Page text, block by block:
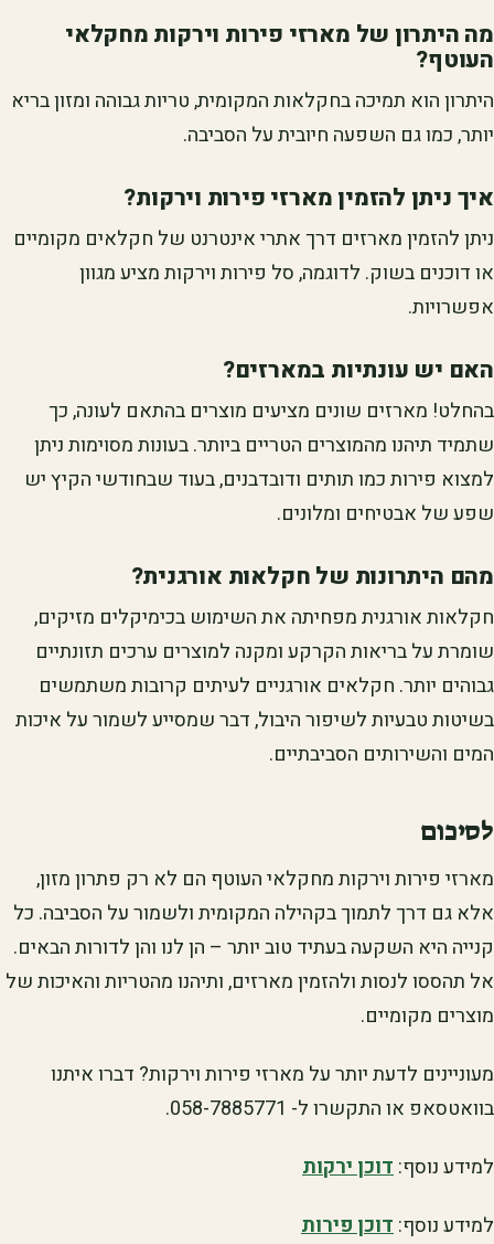
מה היתרון של מארזי פירות וירקות מחקלאי
העוטף?
היתרון הוא תמיכה בחקלאות המקומית, טריות גבוהה ומזון בריא
יותר, כמו גם השפעה חיובית על הסביבה.
איך ניתן להזמין מארזי פירות וירקות?
ניתן להזמין מארזים דרך אתרי אינטרנט של חקלאים מקומיים
או דוכנים בשוק. לדוגמה, סל פירות וירקות מציע מגוון
אפשרויות.
האם יש עונתיות במארזים?
בהחלט! מארזים שונים מציעים מוצרים בהתאם לעונה, כך
שתמיד תיהנו מהמוצרים הטריים ביותר. בעונות מסוימות ניתן
למצוא פירות כמו תותים ודובדבנים, בעוד שבחודשי הקיץ יש
שפע של אבטיחים ומלונים.
מהם היתרונות של חקלאות אורגנית?
חקלאות אורגנית מפחיתה את השימוש בכימיקלים מזיקים,
שומרת על בריאות הקרקע ומקנה למוצרים ערכים תזונתיים
גבוהים יותר. חקלאים אורגניים לעיתים קרובות משתמשים
בשיטות טבעיות לשיפור היבול, דבר שמסייע לשמור על איכות
המים והשירותים הסביבתיים.
לסיכום
מארזי פירות וירקות מחקלאי העוטף הם לא רק פתרון מזון,
אלא גם דרך לתמוך בקהילה המקומית ולשמור על הסביבה. כל
קנייה היא השקעה בעתיד טוב יותר – הן לנו והן לדורות הבאים.
אל תהססו לנסות ולהזמין מארזים, ותיהנו מהטריות והאיכות של
מוצרים מקומיים.
מעוניינים לדעת יותר על מארזי פירות וירקות? דברו איתנו
בוואטסאפ או התקשרו ל- 058-7885771.
למידע נוסף:דוכן ירקות
למידע נוסף:דוכן פירות